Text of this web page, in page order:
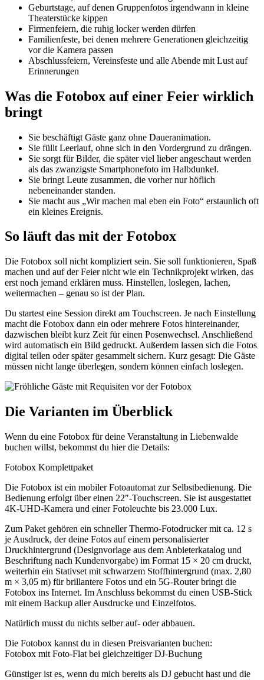
Geburtstage, auf denen Gruppenfotos irgendwann in kleine
Theaterstücke kippen
Firmenfeiern, die ruhig locker werden dürfen
Familienfeste, bei denen mehrere Generationen gleichzeitig
vor die Kamera passen
Abschlussfeiern, Vereinsfeste und alle Abende mit Lust auf
Erinnerungen
Was die Fotobox auf einer Feier wirklich
bringt
Sie beschäftigt Gäste ganz ohne Daueranimation.
Sie füllt Leerlauf, ohne sich in den Vordergrund zu drängen.
Sie sorgt für Bilder, die später viel lieber angeschaut werden
als das zwanzigste Smartphonefoto im Halbdunkel.
Sie bringt Leute zusammen, die vorher nur höflich
nebeneinander standen.
Sie macht aus „Wir machen mal eben ein Foto“ erstaunlich oft
ein kleines Ereignis.
So läuft das mit der Fotobox
Die Fotobox soll nicht kompliziert sein. Sie soll funktionieren, Spaß
machen und auf der Feier nicht wie ein Technikprojekt wirken, das
erst noch jemand erklären muss. Hinstellen, loslegen, lachen,
weitermachen – genau so ist der Plan.
Du startest eine Session direkt am Touchscreen. Je nach Einstellung
macht die Fotobox dann ein oder mehrere Fotos hintereinander,
dazwischen bleibt kurz Zeit für einen Posenwechsel. Anschließend
wird automatisch ein Bild gedruckt. Außerdem lassen sich die Fotos
digital teilen oder später gesammelt sichern. Kurz gesagt: Die Gäste
müssen nicht lange überlegen, sondern können einfach loslegen.
Die Varianten im Überblick
Wenn du eine Fotobox für deine Veranstaltung in Liebenwalde
buchen willst, bekommst du hier die Details:
Fotobox Komplettpaket
Die Fotobox ist ein mobiler Fotoautomat zur Selbstbedienung. Die
Bedienung erfolgt über einen 22″-Touchscreen. Sie ist ausgestattet
4K-UHD-Kamera und einer Fotoleuchte bis 23.000 Lux.
Zum Paket gehören ein schneller Thermo-Fotodrucker mit ca. 12 s
je Ausdruck, der deine Fotos auf einem personalisierter
Druckhintergrund (Designvorlage aus dem Anbieterkatalog und
Beschriftung nach Kundenvorgabe) im Format 15 × 20 cm druckt,
weiterhin ein Stativset mit schwarzem Stoffhintergrund (max. 2,80
m × 3,05 m) für brillantere Fotos und ein 5G-Router bringt die
Fotobox ins Internet. Im Anschluss bekommst du einen USB-Stick
mit einem Backup aller Ausdrucke und Einzelfotos.
Natürlich musst du nichts selber auf- oder abbauen.
Die Fotobox kannst du in diesen Preisvarianten buchen:
Fotobox mit Foto-Flat bei gleichzeitiger DJ-Buchung
Günstiger ist es, wenn du mich bereits als DJ gebucht hast und die